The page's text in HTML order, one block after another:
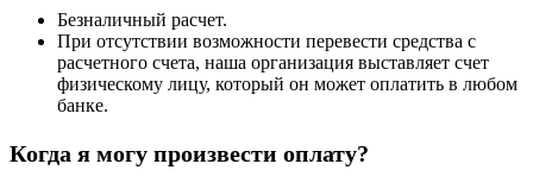
Безналичный расчет.
При отсутствии возможности перевести средства с
расчетного счета, наша организация выставляет счет
физическому лицу, который он может оплатить в любом
банке.
Когда я могу произвести оплату?